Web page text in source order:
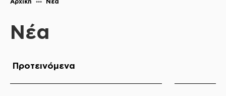
Νέα
Προτεινόμενα